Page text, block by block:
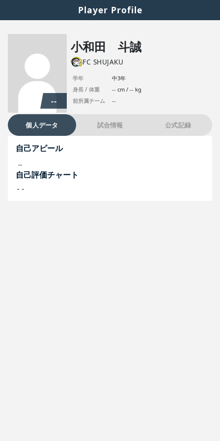
Player Profile
--
小和田 斗誠
FC SHUJAKU
学年
中3年
身長 / 体重
-- cm / -- kg
前所属チーム
--
個人データ 試合情報 公式記録
自己アピール
--
自己評価チャート
--